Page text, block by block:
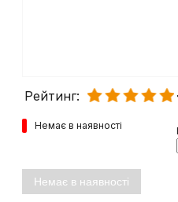
Рейтинг:
Немає в наявності
Немає в наявності